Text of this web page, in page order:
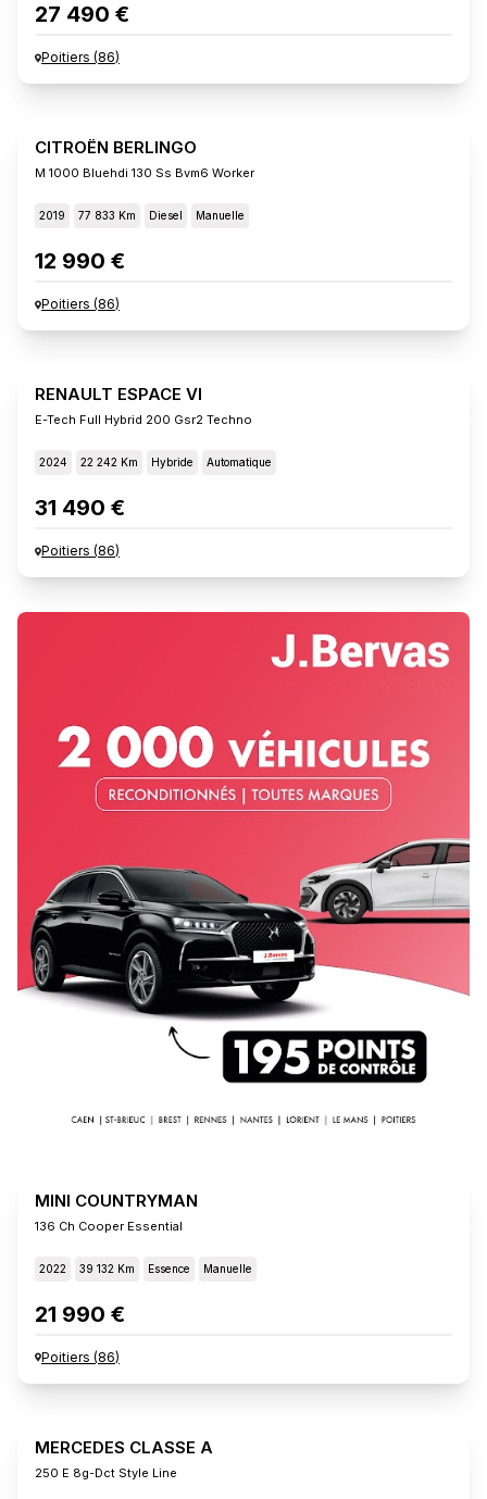
27 490 €
Poitiers (86)
CITROËN BERLINGO
M 1000 Bluehdi 130 Ss Bvm6 Worker
2019 77 833 Km Diesel Manuelle
12 990 €
Poitiers (86)
RENAULT ESPACE VI
E-Tech Full Hybrid 200 Gsr2 Techno
2024 22 242 Km Hybride Automatique
31 490 €
Poitiers (86)
MINI COUNTRYMAN
136 Ch Cooper Essential
2022 39 132 Km Essence Manuelle
21 990 €
Poitiers (86)
MERCEDES CLASSE A
250 E 8g-Dct Style Line